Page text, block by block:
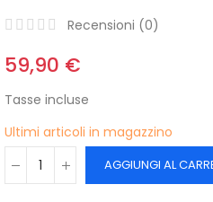
Recensioni (0)
59,90 €
Tasse incluse
Ultimi articoli in magazzino
AGGIUNGI AL